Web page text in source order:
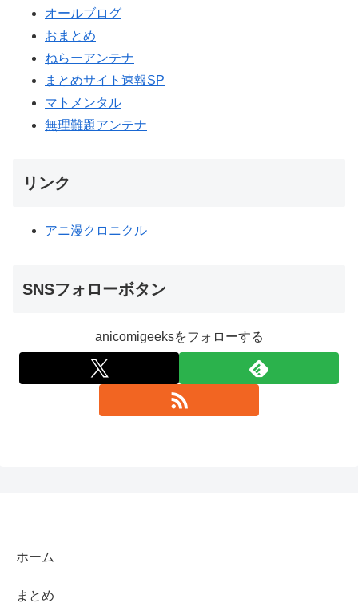
オールブログ
おまとめ
ねらーアンテナ
まとめサイト速報SP
マトメンタル
無理難題アンテナ
リンク
アニ漫クロニクル
SNSフォローボタン
anicomigeeksをフォローする
ホーム
まとめ